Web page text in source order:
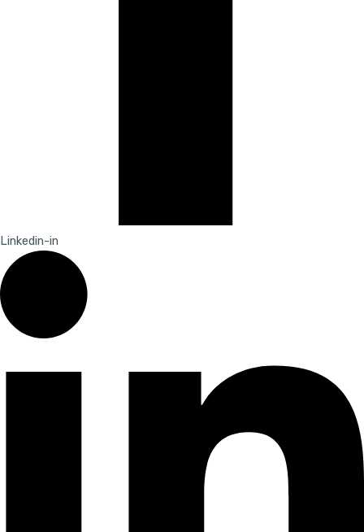
Linkedin-in